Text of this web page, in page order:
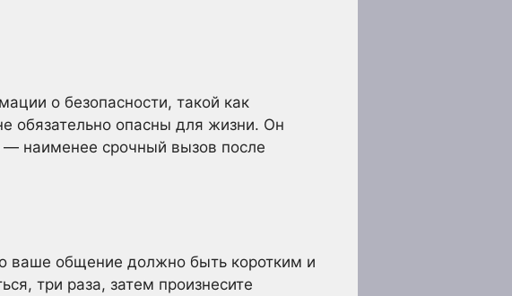
о безопасности, такой как
обязательно опасны для жизни. Он
— наименее срочный вызов после
ваше общение должно быть коротким и
три раза, затем произнесите